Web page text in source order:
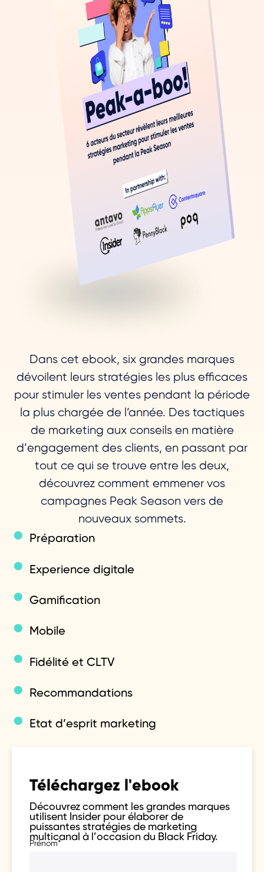
Dans cet ebook, six grandes marques
dévoilent leurs stratégies les plus efficaces
pour stimuler les ventes pendant la période
la plus chargée de l’année. Des tactiques
de marketing aux conseils en matière
d’engagement des clients, en passant par
tout ce qui se trouve entre les deux,
découvrez comment emmener vos
campagnes Peak Season vers de
nouveaux sommets.
Préparation
Experience digitale
Gamification
Mobile
Fidélité et CLTV
Recommandations
Etat d’esprit marketing
Téléchargez l'ebook
Découvrez comment les grandes marques
utilisent Insider pour élaborer de
puissantes stratégies de marketing
multicanal à l’occasion du Black Friday.
Prénom*